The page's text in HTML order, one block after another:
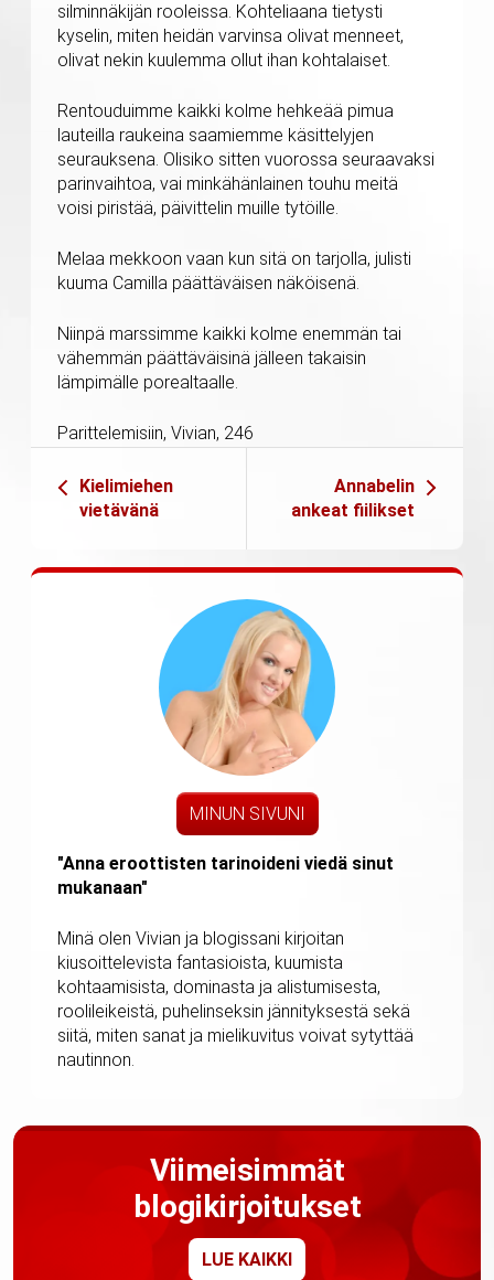
silminnäkijän rooleissa. Kohteliaana tietysti
kyselin, miten heidän varvinsa olivat menneet,
olivat nekin kuulemma ollut ihan kohtalaiset.
Rentouduimme kaikki kolme hehkeää pimua
lauteilla raukeina saamiemme käsittelyjen
seurauksena. Olisiko sitten vuorossa seuraavaksi
parinvaihtoa, vai minkähänlainen touhu meitä
voisi piristää, päivittelin muille tytöille.
Melaa mekkoon vaan kun sitä on tarjolla, julisti
kuuma Camilla päättäväisen näköisenä.
Niinpä marssimme kaikki kolme enemmän tai
vähemmän päättäväisinä jälleen takaisin
lämpimälle porealtaalle.
Parittelemisiin, Vivian, 246
Kielimiehen
vietävänä
Annabelin
ankeat fiilikset
MINUN SIVUNI
"Anna eroottisten tarinoideni viedä sinut
mukanaan"
Minä olen Vivian ja blogissani kirjoitan
kiusoittelevista fantasioista, kuumista
kohtaamisista, dominasta ja alistumisesta,
roolileikeistä, puhelinseksin jännityksestä sekä
siitä, miten sanat ja mielikuvitus voivat sytyttää
nautinnon.
Viimeisimmät
blogikirjoitukset
LUE KAIKKI